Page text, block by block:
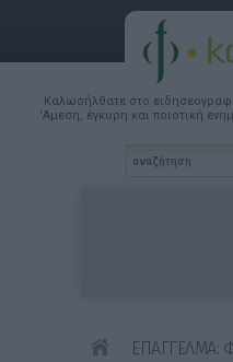
Καλωσήλθατε στο
'Αμεση, έγκυρη και ποιοτική
ΕΠΑΓΓΕΛΜΑ: